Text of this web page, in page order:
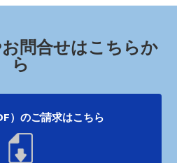
問合せはこちらか
ら
）のご請求はこちら